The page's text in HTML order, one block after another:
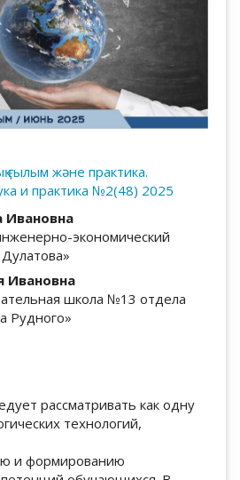
ғылым және практика.
и практика №2(48) 2025
Ивановна
экономический
Ивановна
школа №13 отдела
Рудного»
рассматривать как одну
технологий,
и формированию